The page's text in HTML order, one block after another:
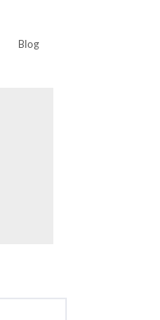
Blog